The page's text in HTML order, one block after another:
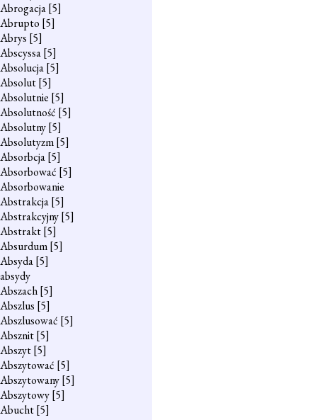
Abrogacja[5]
Abrupto [5]
Abrys [5]
Abscyssa[5]
Absolucja[5]
Absolut[5]
Absolutnie [5]
Absolutność [5]
Absolutny[5]
Absolutyzm[5]
Absorbcja[5]
Absorbować [5]
Absorbowanie
Abstrakcja[5]
Abstrakcyjny[5]
Abstrakt[5]
Absurdum[5]
Absyda[5]
absydy
Abszach[5]
Abszlus [5]
Abszlusować [5]
Absznit[5]
Abszyt[5]
Abszytować [5]
Abszytowany[5]
Abszytowy[5]
Abucht[5]